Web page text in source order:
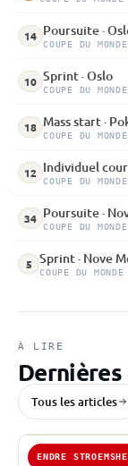
14 Poursuite ·
COUPE DU
10 Sprint · Oslo
COUPE DU
18 Mass start ·
COUPE DU
12 Individuel
COUPE DU
34 Poursuite ·
COUPE DU
5 Sprint · Nove
COUPE DU
À LIRE
Tous les articles
ENDRE
17 JAN. 2026 ·